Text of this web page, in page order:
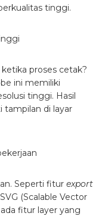
tinggi.
proses cetak?
ini memiliki
tinggi. Hasil
tampilan di layar
Seperti fitur export
(Scalable Vector
fitur layer yang